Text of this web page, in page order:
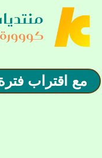
كووورة
مع اقتراب